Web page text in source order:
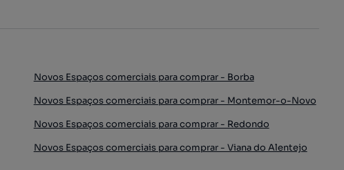
Novos Espaços comerciais para comprar - Borba
Novos Espaços comerciais para comprar - Montemor-o-Novo
Novos Espaços comerciais para comprar - Redondo
Novos Espaços comerciais para comprar - Viana do Alentejo